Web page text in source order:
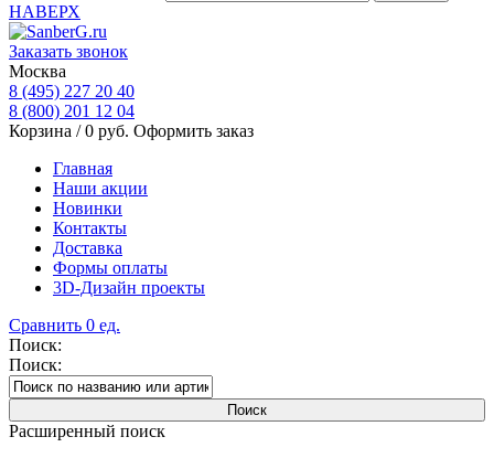
НАВЕРХ
Заказать звонок
Москва
8 (495) 227 20 40
8 (800) 201 12 04
Корзина /0 руб. Оформить заказ
Главная
Наши акции
Новинки
Контакты
Доставка
Формы оплаты
3D-Дизайн проекты
Сравнить 0 ед.
Поиск:
Поиск:
Расширенный поиск